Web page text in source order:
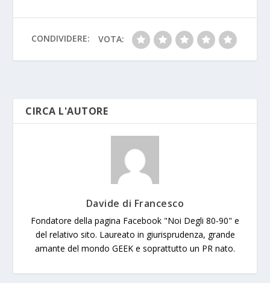
o
k
p
p
e n
k
g
CONDIVIDERE: VOTA:
CIRCA L'AUTORE
Davide di Francesco
Fondatore della pagina Facebook "Noi Degli 80-90" e
del relativo sito. Laureato in giurisprudenza, grande
amante del mondo GEEK e soprattutto un PR nato.